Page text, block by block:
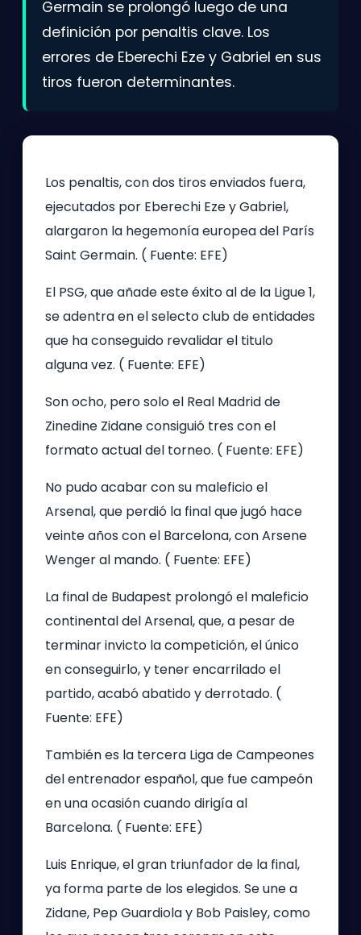
Germain se prolongó luego de una
definición por penaltis clave. Los
errores de Eberechi Eze y Gabriel en sus
tiros fueron determinantes.
Los penaltis, con dos tiros enviados fuera,
ejecutados por Eberechi Eze y Gabriel,
alargaron la hegemonía europea del París
Saint Germain. ( Fuente: EFE)
El PSG, que añade este éxito al de la Ligue 1,
se adentra en el selecto club de entidades
que ha conseguido revalidar el titulo
alguna vez. ( Fuente: EFE)
Son ocho, pero solo el Real Madrid de
Zinedine Zidane consiguió tres con el
formato actual del torneo. ( Fuente: EFE)
No pudo acabar con su maleficio el
Arsenal, que perdió la final que jugó hace
veinte años con el Barcelona, con Arsene
Wenger al mando. ( Fuente: EFE)
La final de Budapest prolongó el maleficio
continental del Arsenal, que, a pesar de
terminar invicto la competición, el único
en conseguirlo, y tener encarrilado el
partido, acabó abatido y derrotado. (
Fuente: EFE)
También es la tercera Liga de Campeones
del entrenador español, que fue campeón
en una ocasión cuando dirigía al
Barcelona. ( Fuente: EFE)
Luis Enrique, el gran triunfador de la final,
ya forma parte de los elegidos. Se une a
Zidane, Pep Guardiola y Bob Paisley, como